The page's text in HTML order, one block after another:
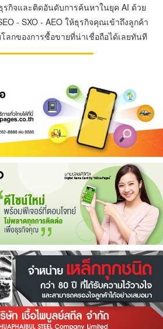
รกิจและติดอันดับการค้นหาในยุค AI ด้วย
- SXO - AEO ให้ธุรกิจคุณเข้าถึงลูกค้า
ลกของการซื้อขายที่น่าเชื่อถือได้เลยทันที